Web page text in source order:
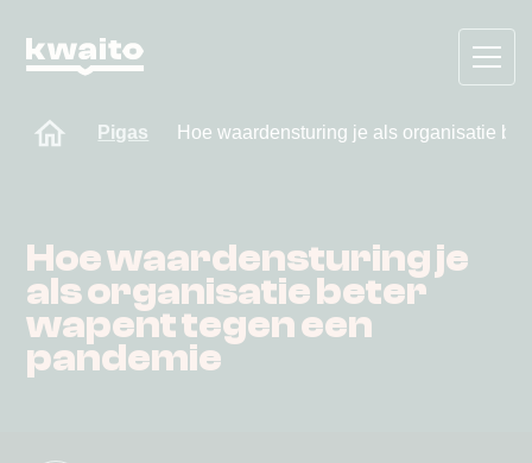
Pigas Hoe waardensturing je als organisatie
Hoe waardensturing je
als organisatie beter
wapent tegen een
pandemie